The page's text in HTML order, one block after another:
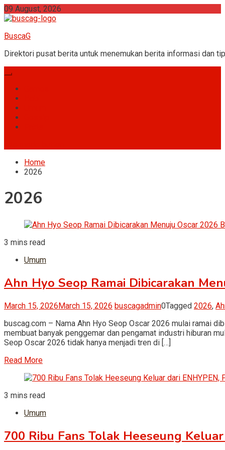
Skip
to
09 August, 2026
BuscaG
Direktori pusat berita untuk menemukan berita informasi dan
Home
2026
2026
3 mins read
Umum
Ahn Hyo Seop Ramai Dibicarakan
March 15, 2026March 15, 2026 buscagadmin0Tagged 2026,
buscag.com – Nama Ahn Hyo Seop Oscar 2026 mulai ramai
membuat banyak penggemar dan pengamat industri hiburan
Seop Oscar 2026 tidak hanya menjadi tren di […]
Read More
3 mins read
Umum
700 Ribu Fans Tolak Heeseung